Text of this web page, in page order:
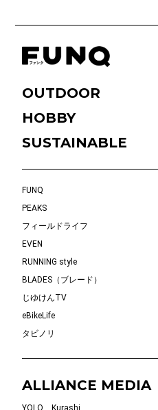
OUTDOOR
HOBBY
SUSTAINABLE
FUNQ
PEAKS
フィールドライフ
EVEN
RUNNING style
BLADES（ブレード）
じゆけんTV
eBikeLife
タビノリ
ALLIANCE MEDIA